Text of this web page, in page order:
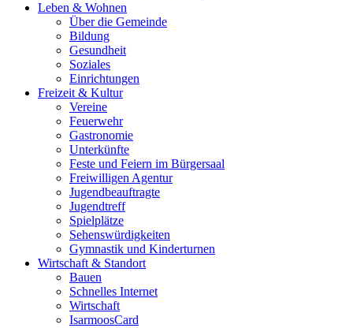
Leben & Wohnen
Über die Gemeinde
Bildung
Gesundheit
Soziales
Einrichtungen
Freizeit & Kultur
Vereine
Feuerwehr
Gastronomie
Unterkünfte
Feste und Feiern im Bürgersaal
Freiwilligen Agentur
Jugendbeauftragte
Jugendtreff
Spielplätze
Sehenswürdigkeiten
Gymnastik und Kinderturnen
Wirtschaft & Standort
Bauen
Schnelles Internet
Wirtschaft
IsarmoosCard